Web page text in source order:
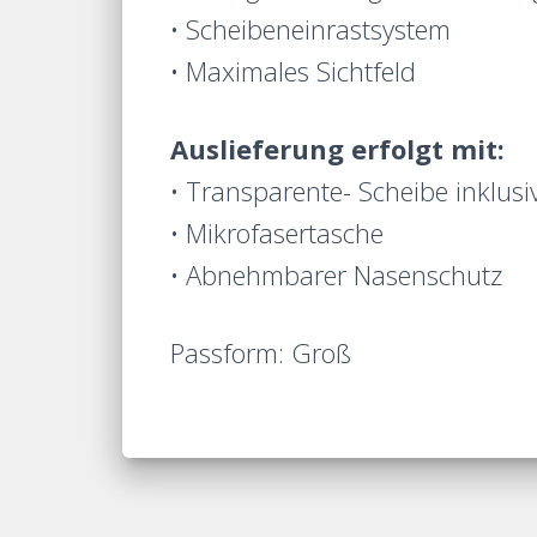
• Scheibeneinrastsystem
• Maximales Sichtfeld
Auslieferung erfolgt mit:
• Transparente- Scheibe
• Mikrofasertasche
• Abnehmbarer Nasenschutz
Passform: Groß